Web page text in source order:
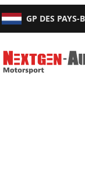
GP DES PAYS-
Nextgen-Auto.com